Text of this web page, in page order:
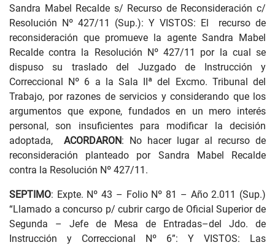
Sandra Mabel Recalde s/ Recurso de Reconsideración c/
Resolución Nº 427/11 (Sup.): Y VISTOS: El recurso de
reconsideración que promueve la agente Sandra Mabel
Recalde contra la Resolución Nº 427/11 por la cual se
dispuso su traslado del Juzgado de Instrucción y
Correccional Nº 6 a la Sala IIª del Excmo. Tribunal del
Trabajo, por razones de servicios y considerando que los
argumentos que expone, fundados en un mero interés
personal, son insuficientes para modificar la decisión
adoptada, ACORDARON: No hacer lugar al recurso de
reconsideración planteado por Sandra Mabel Recalde
contra la Resolución Nº 427/11.
SEPTIMO: Expte. Nº 43 – Folio Nº 81 – Año 2.011 (Sup.)
“Llamado a concurso p/ cubrir cargo de Oficial Superior de
Segunda – Jefe de Mesa de Entradas–del Jdo. de
Instrucción y Correccional Nº 6”: Y VISTOS: Las